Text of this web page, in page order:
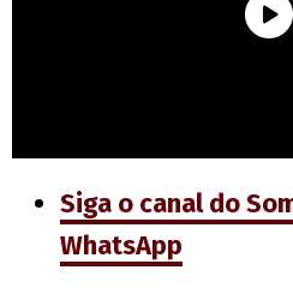
Siga o canal do
WhatsApp